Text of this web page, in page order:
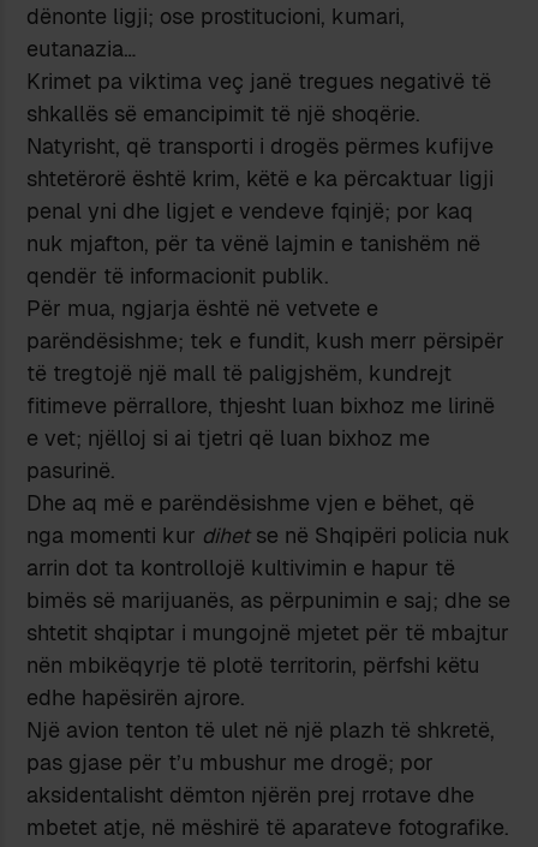
dënonte ligji; ose prostitucioni, kumari,
eutanazia…
Krimet pa viktima veç janë tregues negativë të
shkallës së emancipimit të një shoqërie.
Natyrisht, që transporti i drogës përmes kufijve
shtetërorë është krim, këtë e ka përcaktuar ligji
penal yni dhe ligjet e vendeve fqinjë; por kaq
nuk mjafton, për ta vënë lajmin e tanishëm në
qendër të informacionit publik.
Për mua, ngjarja është në vetvete e
parëndësishme; tek e fundit, kush merr përsipër
të tregtojë një mall të paligjshëm, kundrejt
fitimeve përrallore, thjesht luan bixhoz me lirinë
e vet; njëlloj si ai tjetri që luan bixhoz me
pasurinë.
Dhe aq më e parëndësishme vjen e bëhet, që
nga momenti kur dihetse në Shqipëri policia nuk
arrin dot ta kontrollojë kultivimin e hapur të
bimës së marijuanës, as përpunimin e saj; dhe se
shtetit shqiptar i mungojnë mjetet për të mbajtur
nën mbikëqyrje të plotë territorin, përfshi këtu
edhe hapësirën ajrore.
Një avion tenton të ulet në një plazh të shkretë,
pas gjase për t’u mbushur me drogë; por
aksidentalisht dëmton njërën prej rrotave dhe
mbetet atje, në mëshirë të aparateve fotografike.